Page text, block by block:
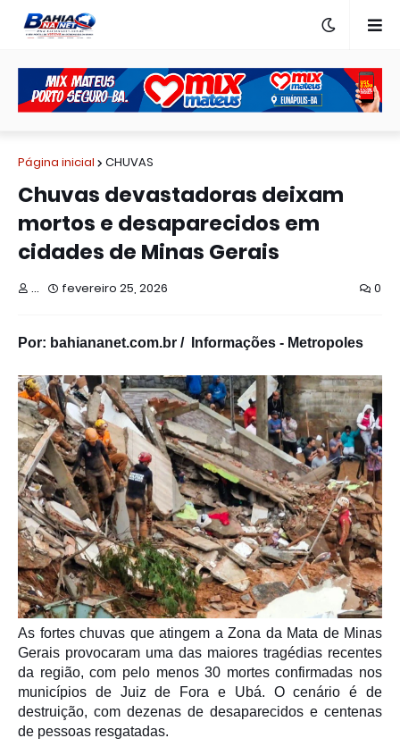
Página inicial CHUVAS
Chuvas devastadoras deixam
mortos e desaparecidos em
cidades de Minas Gerais
... fevereiro 25, 2026 0
Por: bahiananet.com.br / Informações - Metropoles
As fortes chuvas que atingem a Zona da Mata de Minas
Gerais provocaram uma das maiores tragédias recentes
da região, com pelo menos 30 mortes confirmadas nos
municípios de Juiz de Fora e Ubá. O cenário é de
destruição, com dezenas de desaparecidos e centenas
de pessoas resgatadas.